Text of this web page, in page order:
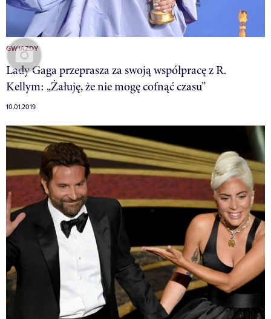
GWIAZDY
Lady Gaga przeprasza za swoją współpracę z R.
Kellym: „Żałuję, że nie mogę cofnąć czasu”
10.01.2019